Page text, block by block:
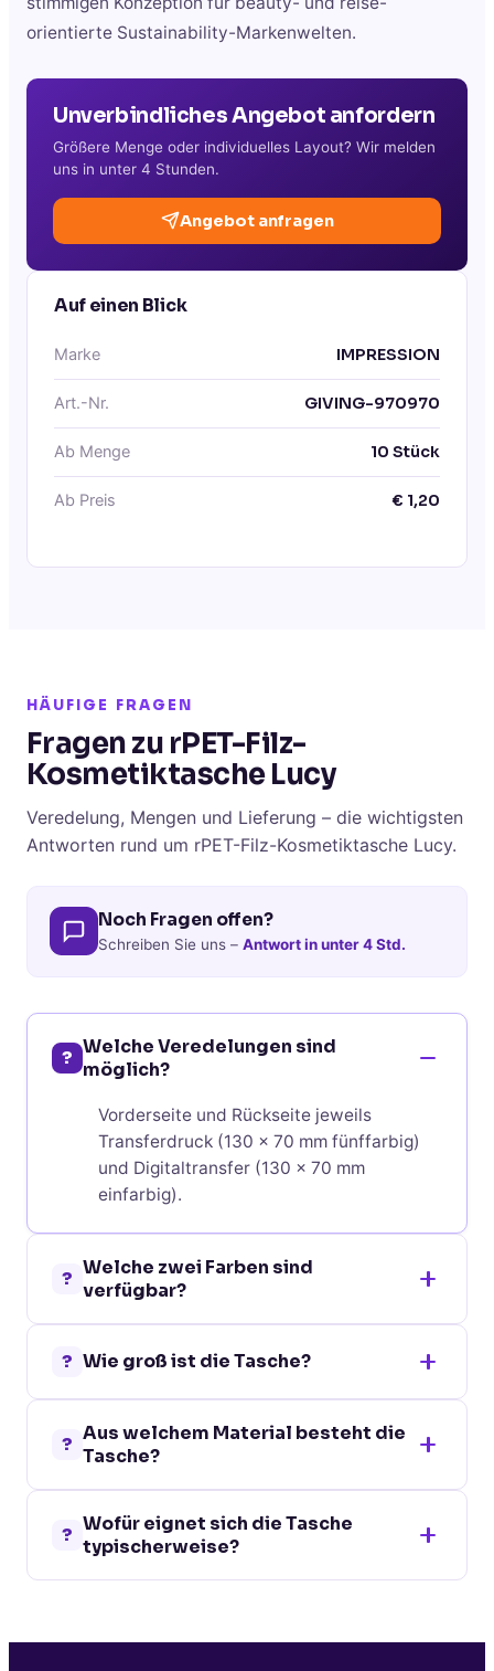
orientierte Sustainability-Markenwelten.
Unverbindliches Angebot anfordern
Größere Menge oder individuelles Layout? Wir melden
uns in unter 4 Stunden.
Angebot anfragen
Auf einen Blick
Marke IMPRESSION
Art.-Nr. GIVING-970970
Ab Menge 10 Stück
Ab Preis € 1,20
HÄUFIGE FRAGEN
Fragen zu rPET-Filz-
Kosmetiktasche Lucy
Veredelung, Mengen und Lieferung – die wichtigsten
Antworten rund um rPET-Filz-Kosmetiktasche Lucy.
Noch Fragen offen?
Schreiben Sie uns – Antwort in unter 4 Std.
? Welche Veredelungen sind
möglich?
Vorderseite und Rückseite jeweils
Transferdruck (130 x 70 mm fünffarbig)
und Digitaltransfer (130 x 70 mm
einfarbig).
? Welche zwei Farben sind
verfügbar?
? Wie groß ist die Tasche?
Handtaschen, Reisekoffer und
Aktentaschen.
? Aus welchem Material besteht die
Tasche?
recyceltes Material mit edler Lederwaren-
Note.
? Wofür eignet sich die Tasche
typischerweise?
Beauty-Premium-Mailings.